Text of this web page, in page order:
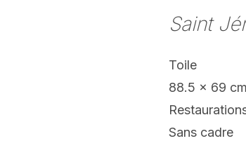
Saint
Toile
88.5 x 69 cm
Sans cadre